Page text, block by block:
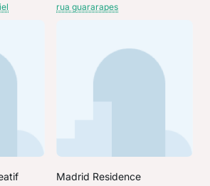
rua guararapes
Madrid Residence